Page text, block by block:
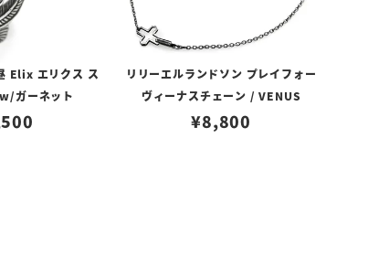
Elix エリクス ス
ガーネット
リリーエルランドソン プレイフォー
ヴィーナスチェーン / VENUS
¥8,800